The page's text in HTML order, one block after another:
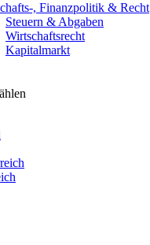
, Finanzpolitik & Recht
Steuern & Abgaben
Wirtschaftsrecht
Kapitalmarkt